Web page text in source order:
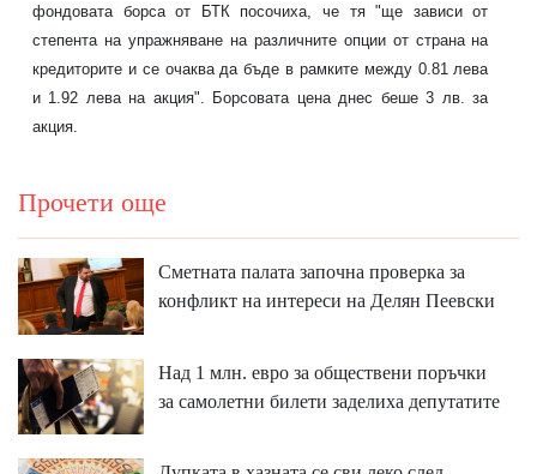
фондовата борса от БТК посочиха, че тя "ще зависи от
степента на упражняване на различните опции от страна на
кредиторите и се очаква да бъде в рамките между 0.81 лева
и 1.92 лева на акция". Борсовата цена днес беше 3 лв. за
акция.
Прочети още
Сметната палата започна проверка за
конфликт на интереси на Делян Пеевски
Над 1 млн. евро за обществени поръчки
за самолетни билети заделиха депутатите